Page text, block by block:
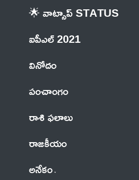
🌟 వాట్సాప్ STATUS
ఐపీఎల్ 2021
వినోదం
పంచాంగం
రాశి ఫలాలు
రాజకీయం
అనేకం